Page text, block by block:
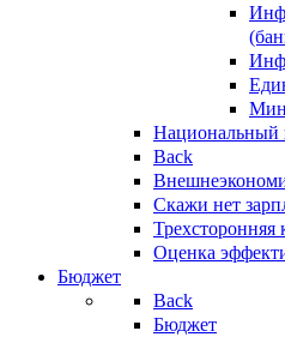
Национальный
Back
Скажи нет
Трехсторонняя
Оценка
Бюджет
Back
Бюджет